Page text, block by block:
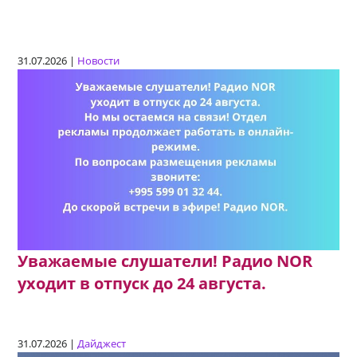
31.07.2026 | Новости
Уважаемые слушатели! Радио NOR
уходит в отпуск до 24 августа.
31.07.2026 |Дайджест